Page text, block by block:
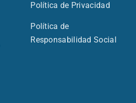
Política de Privacidad
Política de
Responsabilidad Social